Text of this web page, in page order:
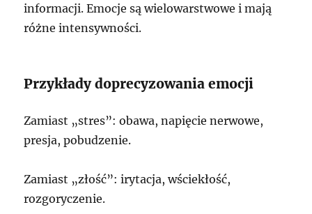
informacji. Emocje są wielowarstwowe i mają
różne intensywności.
Przykłady doprecyzowania emocji
Zamiast „stres”: obawa, napięcie nerwowe,
presja, pobudzenie.
Zamiast „złość”: irytacja, wściekłość,
rozgoryczenie.